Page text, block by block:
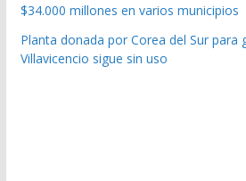
$34.000 millones en varios municipios
Planta donada por Corea del Sur para
Villavicencio sigue sin uso